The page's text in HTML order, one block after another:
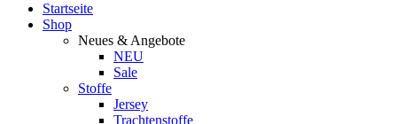
Startseite
Shop
Neues & Angebote
NEU
Sale
Stoffe
Jersey
Trachtenstoffe